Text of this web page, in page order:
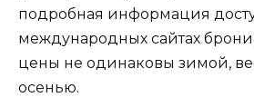
подробная информация
международных сайтах
цены не одинаковы зимой,
осенью.